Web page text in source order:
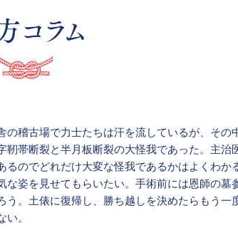
稽古場で力士たちは汗を流しているが、その
帯断裂と半月板断裂の大怪我であった。主治
のでどれだけ大変な怪我であるかはよくわか
姿を見せてもらいたい。手術前には恩師の墓
。土俵に復帰し、勝ち越しを決めたらもう一
。